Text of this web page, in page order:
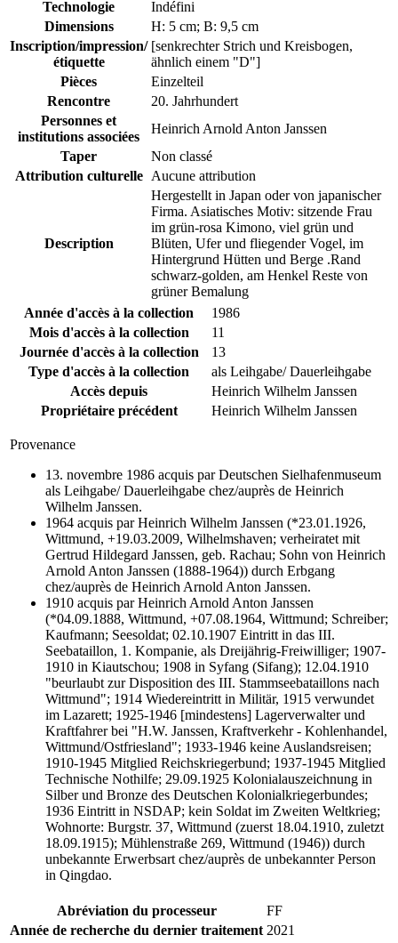
Technologie
Indéfini
Dimensions
H: 5 cm; B: 9,5 cm
Inscription/impression/
étiquette
[senkrechter Strich und Kreisbogen,
ähnlich einem "D"]
Pièces
Einzelteil
Rencontre
20. Jahrhundert
Personnes et
institutions associées
Heinrich Arnold Anton Janssen
Taper
Non classé
Attribution culturelle Aucune attribution
Description
Hergestellt in Japan oder von japanischer
Firma. Asiatisches Motiv: sitzende Frau
im grün-rosa Kimono, viel grün und
Blüten, Ufer und fliegender Vogel, im
Hintergrund Hütten und Berge .Rand
schwarz-golden, am Henkel Reste von
grüner Bemalung
Année d'accès à la collection
1986
Mois d'accès à la collection
11
Journée d'accès à la collection
13
Type d'accès à la collection
als Leihgabe/ Dauerleihgabe
Accès depuis
Heinrich Wilhelm Janssen
Propriétaire précédent
Heinrich Wilhelm Janssen
Provenance
13. novembre 1986 acquis par Deutschen Sielhafenmuseum
als Leihgabe/ Dauerleihgabe chez/auprès de Heinrich
Wilhelm Janssen.
1964 acquis par Heinrich Wilhelm Janssen (*23.01.1926,
Wittmund, +19.03.2009, Wilhelmshaven; verheiratet mit
Gertrud Hildegard Janssen, geb. Rachau; Sohn von Heinrich
Arnold Anton Janssen (1888-1964)) durch Erbgang
chez/auprès de Heinrich Arnold Anton Janssen.
1910 acquis par Heinrich Arnold Anton Janssen
(*04.09.1888, Wittmund, +07.08.1964, Wittmund; Schreiber;
Kaufmann; Seesoldat; 02.10.1907 Eintritt in das III.
Seebataillon, 1. Kompanie, als Dreijährig-Freiwilliger; 1907-
1910 in Kiautschou; 1908 in Syfang (Sifang); 12.04.1910
"beurlaubt zur Disposition des III. Stammseebataillons nach
Wittmund"; 1914 Wiedereintritt in Militär, 1915 verwundet
im Lazarett; 1925-1946 [mindestens] Lagerverwalter und
Kraftfahrer bei "H.W. Janssen, Kraftverkehr - Kohlenhandel,
Wittmund/Ostfriesland"; 1933-1946 keine Auslandsreisen;
1910-1945 Mitglied Reichskriegerbund; 1937-1945 Mitglied
Technische Nothilfe; 29.09.1925 Kolonialauszeichnung in
Silber und Bronze des Deutschen Kolonialkriegerbundes;
1936 Eintritt in NSDAP; kein Soldat im Zweiten Weltkrieg;
Wohnorte: Burgstr. 37, Wittmund (zuerst 18.04.1910, zuletzt
18.09.1915); Mühlenstraße 269, Wittmund (1946)) durch
unbekannte Erwerbsart chez/auprès de unbekannter Person
in Qingdao.
Abréviation du processeur
FF
Année de recherche du dernier traitement 2021